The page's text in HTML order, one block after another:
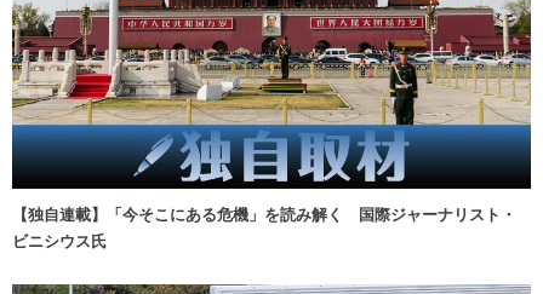
【独自連載】「今そこにある危機」を読み解く 国際ジャーナリスト・
ビニシウス氏